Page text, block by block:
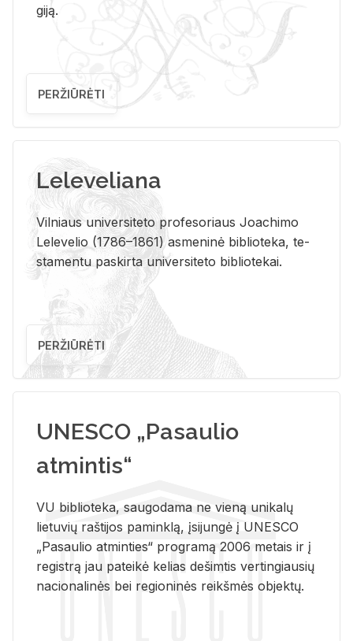
gi­ją.
PERŽIŪRĖTI
Leleveliana
Vil­niaus uni­ver­si­te­to pro­fe­so­riaus Jo­a­chi­mo
Le­le­ve­lio (1786–1861) as­me­ni­nė bi­b­lio­te­ka, te­
sta­men­tu pa­skir­ta uni­ver­si­te­to bi­b­lio­te­kai.
PERŽIŪRĖTI
UNESCO „Pasaulio
atmintis“
VU biblioteka, saugodama ne vieną unikalų
lietuvių raštijos paminklą, įsijungė į UNESCO
„Pasaulio atminties“ programą 2006 metais ir į
registrą jau pateikė kelias dešimtis vertingiausių
nacionalinės bei regioninės reikšmės objektų.